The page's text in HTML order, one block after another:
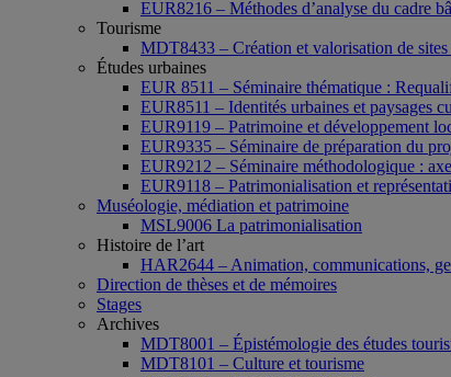
EUR8216 – Méthodes d’analyse du cadre
Tourisme
MDT8433 – Création et valorisation de
Études urbaines
EUR 8511 – Séminaire thématique :
EUR8511 – Identités urbaines et paysages
EUR9119 – Patrimoine et développement
EUR9335 – Séminaire de préparation du
EUR9212 – Séminaire méthodologique :
EUR9118 – Patrimonialisation et
Muséologie, médiation et patrimoine
MSL9006 La patrimonialisation
Histoire de l’art
HAR2644 – Animation, communications,
Direction de thèses et de mémoires
Stages
Archives
MDT8001 – Épistémologie des études
MDT8101 – Culture et tourisme